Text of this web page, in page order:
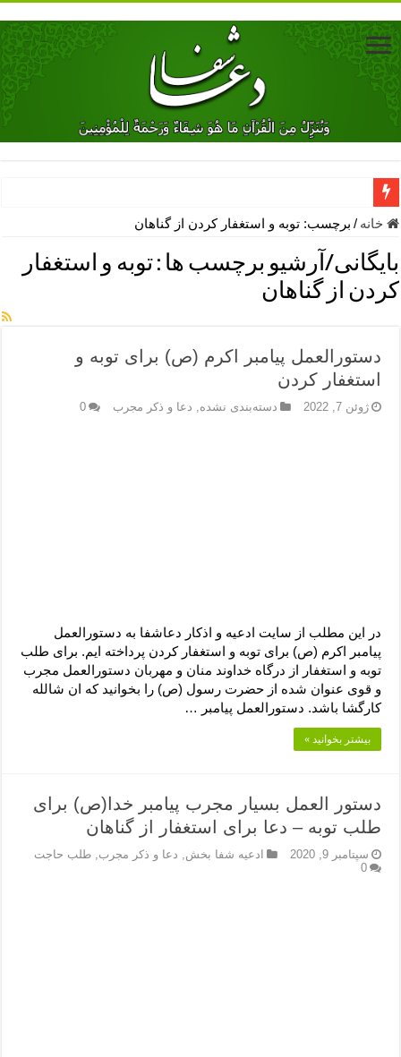
دعای جلب محبت فوری معشوق – دعای جلب محبت شوهر
دعای مشکل گشا برای رفع فقر – ذکرهای روزی‌ بخش
معجزات دعای یا من اظهر الجمیل – دعای یا من اظهر الجمیل برای
مهم ترین اذکار الهی و فضیلت آن ها – ذکر مخصوص مستجاب الدعوه
نماز حاجت برای کار گشایی- دعای رفع مشکلات و طلب حاجت
دعای رفع فقر و طلب رزق و روزی – آیه‌ جلب ثروت و برکت مال
خانه / برچسب:توبه و استغفار کردن از گناهان
بایگانی/آرشیو برچسب ها :توبه و استغفار
کردن از گناهان
دستورالعمل پیامبر اکرم (ص) برای توبه و
استغفار کردن
ژوئن 7, 2022 دسته‌بندی نشده دعا و ذکر مجرب 0
در این مطلب از سایت ادعیه و اذکار دعاشفا به دستورالعمل
پیامبر اکرم (ص) برای توبه و استغفار کردن پرداخته ایم. برای طلب
توبه و استغفار از درگاه خداوند منان و مهربان دستورالعمل مجرب
و قوی عنوان شده از حضرت رسول (ص) را بخوانید که ان شالله
کارگشا باشد. دستورالعمل پیامبر …
بیشتر بخوانید »
دستور العمل بسیار مجرب پیامبر خدا(ص) برای
طلب توبه – دعا برای استغفار از گناهان
سپتامبر 9, 2020 ادعیه شفا بخش, دعا و ذکر مجرب,طلب حاجت
0